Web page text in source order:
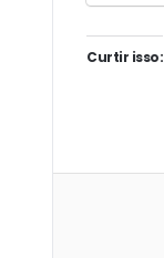
Curtir isso: